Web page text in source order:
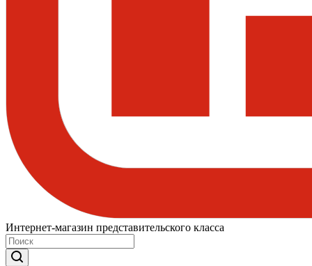
Интернет-магазин представительского класса